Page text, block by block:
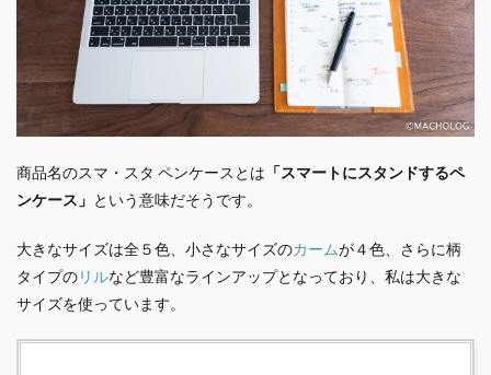
商品名のスマ・スタ ペンケースとは 「スマートにスタンドするペ
ンケース」 という意味だそうです。
大きなサイズは全５色、小さなサイズのカームが４色、さらに柄
タイプのリルなど豊富なラインアップとなっており、私は大きな
サイズを使っています。